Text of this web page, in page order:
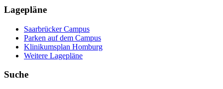
Lagepläne
Saarbrücker Campus
Parken auf dem Campus
Klinikumsplan Homburg
Weitere Lagepläne
Suche